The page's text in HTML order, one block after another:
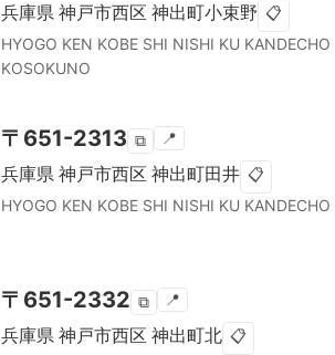
兵庫県 神戸市西区 神出町小束野 📋
HYOGO KEN KOBE SHI NISHI KU KANDECHO
KOSOKUNO
〒 651-2313 ⧉ 📍
兵庫県 神戸市西区 神出町田井 📋
HYOGO KEN KOBE SHI NISHI KU KANDECHO
〒 651-2332 ⧉ 📍
兵庫県 神戸市西区 神出町北 📋